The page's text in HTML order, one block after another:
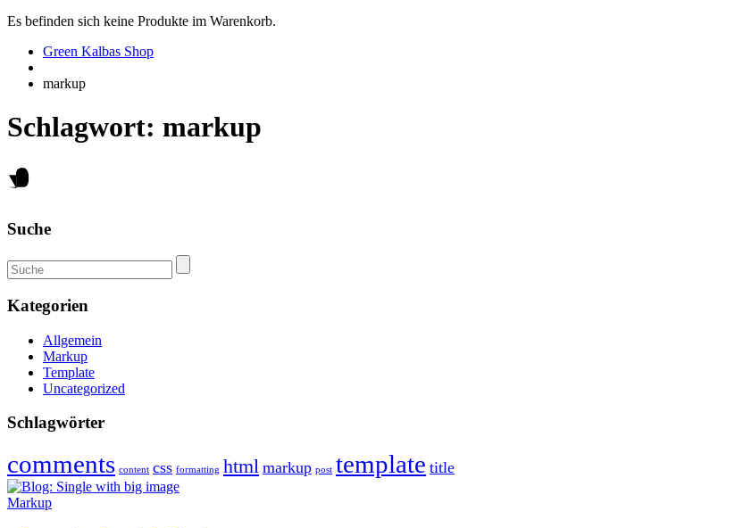
Es befinden sich keine Produkte im Warenkorb.
Green Kalbas Shop
markup
Schlagwort: markup
Suche
Kategorien
Allgemein
Markup
Template
Uncategorized
Schlagwörter
comments content css formatting html markup post template title
Markup